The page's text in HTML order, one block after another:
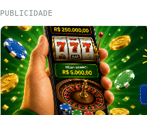
PUBLICIDADE